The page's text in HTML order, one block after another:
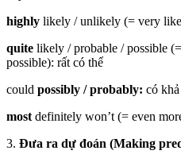
highly likely / unlikely (= very
quite likely / probable / possible
possible): rất có thể
could possibly / probably: có
most definitely won’t (= even
3. Đưa ra dự đoán (Making